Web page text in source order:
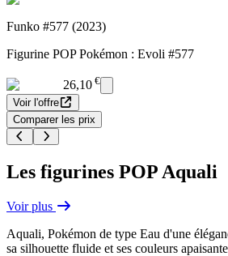
Funko #577 (2023)
Figurine POP Pokémon : Evoli #577
26,10 €
Voir l'offre
Comparer les prix
Les figurines POP Aquali
Voir plus
Aquali, Pokémon de type Eau d'une
sa silhouette fluide et ses couleurs